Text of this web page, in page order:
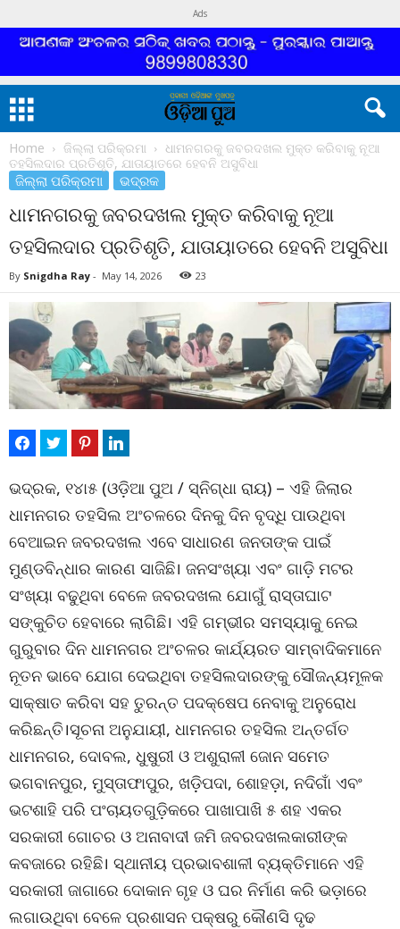
Ads
Home ଜିଲ୍ଲା ପରିକ୍ରମା
ଧାମନଗରକୁ ଜବରଦଖଲ ମୁକ୍ତ କରିବାକୁ ନୂଆ
ତହସିଲଦାର ପ୍ରତିଶୃତି, ଯାତାୟାତରେ ହେବନି ଅସୁବିଧା
ଜିଲ୍ଲା ପରିକ୍ରମା ଭଦ୍ରକ
ଧାମନଗରକୁ ଜବରଦଖଲ ମୁକ୍ତ କରିବାକୁ ନୂଆ
ତହସିଲଦାର ପ୍ରତିଶୃତି, ଯାତାୟାତରେ ହେବନି ଅସୁବିଧା
By Snigdha Ray - May 14, 2026 23
ଭଦ୍ରକ, ୧୪ା୫ (ଓଡ଼ିଆ ପୁଅ / ସ୍ନିଗ୍ଧା ରାୟ) – ଏହି ଜିଲାର
ଧାମନଗର ତହସିଲ ଅଂଚଳରେ ଦିନକୁ ଦିନ ବୃଦ୍ଧି ପାଉଥିବା
ବେଆଇନ ଜବରଦଖଲ ଏବେ ସାଧାରଣ ଜନତାଙ୍କ ପାଇଁ
ମୁଣ୍ଡବିନ୍ଧାର କାରଣ ସାଜିଛି। ଜନସଂଖ୍ୟା ଏବଂ ଗାଡ଼ି ମଟର
ସଂଖ୍ୟା ବଢୁଥିବା ବେଳେ ଜବରଦଖଲ ଯୋଗୁଁ ରାସ୍ତାଘାଟ
ସଙ୍କୁଚିତ ହେବାରେ ଲାଗିଛି। ଏହି ଗମ୍ଭୀର ସମସ୍ୟାକୁ ନେଇ
ଗୁରୁବାର ଦିନ ଧାମନଗର ଅଂଚଳର କାର୍ଯ୍ୟରତ ସାମ୍ବାଦିକମାନେ
ନୂତନ ଭାବେ ଯୋଗ ଦେଇଥିବା ତହସିଲଦାରଙ୍କୁ ସୌଜନ୍ୟମୂଳକ
ସାକ୍ଷାତ କରିବା ସହ ତୁରନ୍ତ ପଦକ୍ଷେପ ନେବାକୁ ଅନୁରୋଧ
କରିଛନ୍ତି।ସୂଚନା ଅନୁଯାୟୀ, ଧାମନଗର ତହସିଲ ଅନ୍ତର୍ଗତ
ଧାମନଗର, ଦୋବଲ, ଧୁଷୁରୀ ଓ ଅଶୁରାଳୀ ଜୋନ ସମେତ
ଭଗବାନପୁର, ମୁସ୍ତାଫାପୁର, ଖଡ଼ିପଦା, ଶୋହଡ଼ା, ନଦିଗାଁ ଏବଂ
ଭଟଶାହି ପରି ପଂଚାୟତଗୁଡ଼ିକରେ ପାଖାପାଖି ୫ ଶହ ଏକର
ସରକାରୀ ଗୋଚର ଓ ଅନାବାଦୀ ଜମି ଜବରଦଖଲକାରୀଙ୍କ
କବଜାରେ ରହିଛି। ସ୍ଥାନୀୟ ପ୍ରଭାବଶାଳୀ ବ୍ୟକ୍ତିମାନେ ଏହି
ସରକାରୀ ଜାଗାରେ ଦୋକାନ ଗୃହ ଓ ଘର ନିର୍ମାଣ କରି ଭଡ଼ାରେ
ଲଗାଉଥିବା ବେଳେ ପ୍ରଶାସନ ପକ୍ଷରୁ କୌଣସି ଦୃଢ